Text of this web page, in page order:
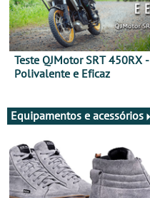
Teste QJMotor SRT 450RX -
Polivalente e Eficaz
Equipamentos e acessórios